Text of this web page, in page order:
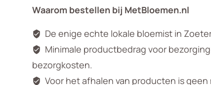
aantal
Waarom bestellen bij MetBloemen.nl
De enige echte lokale bloemist in
Minimale productbedrag voor
bezorgkosten.
Voor het afhalen van producten is